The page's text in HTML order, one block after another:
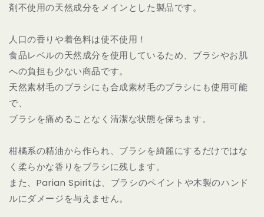
量
減
ら
す
量
増
や
す
剤不使用の天然成分をメインとした製品です。
人口の香りや着色料は使不使用！
食品レベルの天然成分を使用しているため、ブラシやお肌
への負担も少ない商品です。
天然素材毛のブラシにも合成素材毛のブラシにも使用可能
で、
ブラシを痛めることなく清潔な状態を保ちます。
柑橘系の精油から作られ、ブラシを綺麗にするだけではな
く柔らかな香りをブラシに残します。
また、Parian Spiritは、ブラシのペイントや木製のハンド
ルにダメージを与えません。